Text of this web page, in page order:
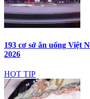
193 cơ sở ăn uống Việt
2026
HOT TIP